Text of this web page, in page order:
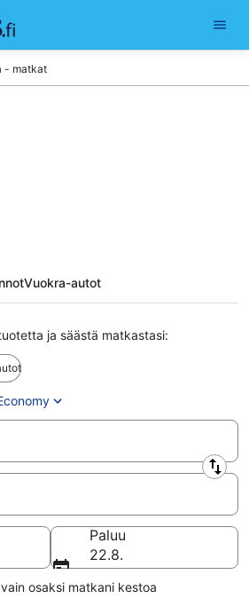
- matkat
Vuokra-autot
ja säästä matkastasi:
Paluu
22.8.
osaksi matkani kestoa